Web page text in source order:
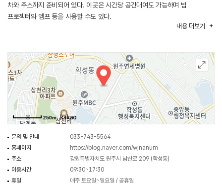
차와 주스까지 준비되어 있다. 이곳은 시간당 공간대여도 가능하며 빔
프로젝터와 엠프 등을 사용할 수도 있다.
내용 더보기
250m
문의 및 안내
033-743-5564
홈페이지
https://blog.naver.com/wjnanum
주소
강원특별자치도 원주시 남산로 209 (학성동)
이용시간
09:30~17:30
휴일
매주 토요일~일요일 / 공휴일